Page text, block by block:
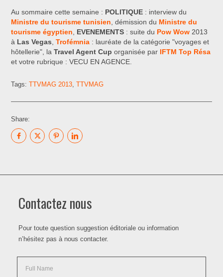
Au sommaire cette semaine : POLITIQUE : interview du
Ministre du tourisme tunisien , démission du Ministre du
tourisme égyptien
EVENEMENTS : suite du Pow Wow 2013
à Las Vegas ,Trofémnia : lauréate de la catégorie "voyages et
hôtellerie", laTravel Agent Cup organisée par IFTM Top Résa
et votre rubrique : VECU EN AGENCE.
Tags:TTVMAG 2013 ,TTVMAG
Share:
Contactez nous
Pour toute question suggestion éditoriale ou information
n’hésitez pas à nous contacter.